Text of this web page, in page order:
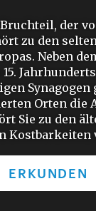
der
zu den
Neben
Synagogen
Orten die
Sie zu den
Kostbarkeiten
ERKUNDEN